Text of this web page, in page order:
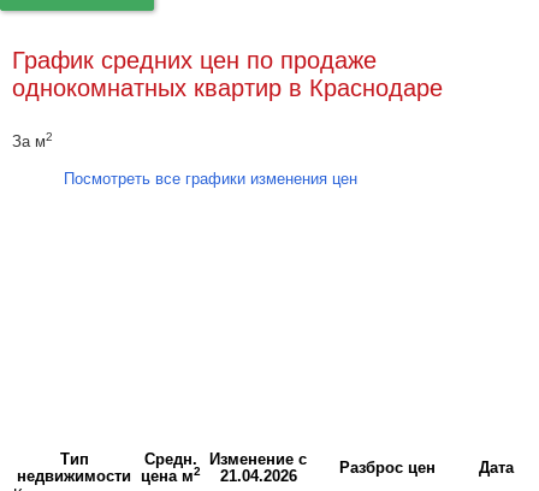
График средних цен по продаже
однокомнатных квартир в Краснодаре
За м2
Посмотреть все графики изменения цен
Тип
недвижимости
Средн.
цена м2
Изменение с
21.04.2026
Разброс цен
Дата